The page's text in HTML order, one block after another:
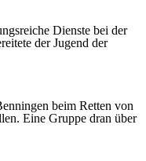
Dienste bei der
der Jugend der
beim Retten von
Eine Gruppe dran über